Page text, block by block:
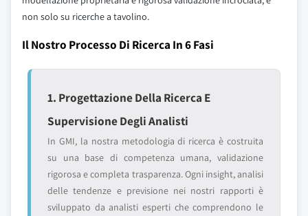
non solo su ricerche a tavolino.
Il Nostro Processo Di Ricerca In 6 Fasi
1. Progettazione Della Ricerca E
Supervisione Degli Analisti
In GMI, la nostra metodologia di ricerca è costruita
su una base di competenza umana, validazione
rigorosa e completa trasparenza. Ogni insight, analisi
delle tendenze e previsione nei nostri rapporti è
sviluppato da analisti esperti che comprendono le